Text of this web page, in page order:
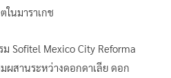
นมาราเกช
ม Sofitel Mexico City Reforma
ผสานระหว่างดอกดาเลีย ดอก